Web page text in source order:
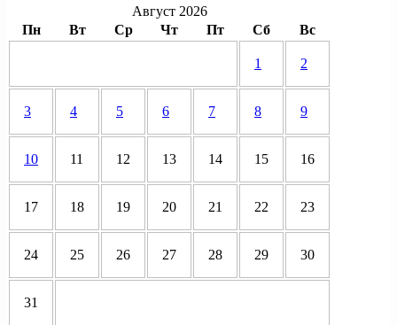
Август 2026
Пн
Вт Ср Чт Пт Сб Вс
1 2
3 4 5 6 7 8 9
10 11 12 13 14 15 16
17 18 19 20 21 22 23
24 25 26 27 28 29 30
31